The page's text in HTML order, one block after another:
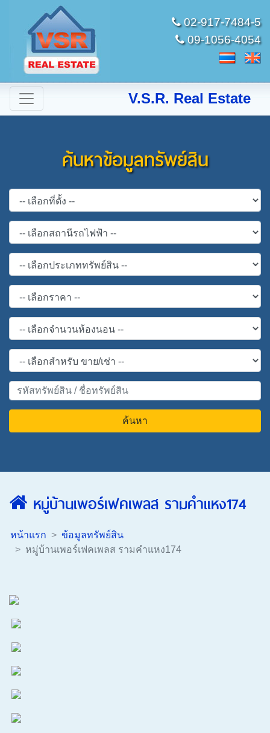
02-917-7484-5
09-1056-4054
V.S.R. Real Estate
ค้นหาข้อมูลทรัพย์สิน
ค้นหา
หมู่บ้านเพอร์เฟคเพลส รามคำแหง174
หน้าแรก
ข้อมูลทรัพย์สิน
หมู่บ้านเพอร์เฟคเพลส รามคำแหง174